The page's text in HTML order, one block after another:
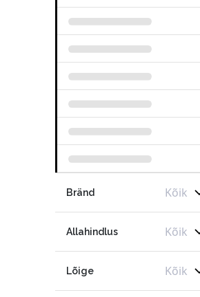
Bränd Kõik
Allahindlus Kõik
Lõige Kõik